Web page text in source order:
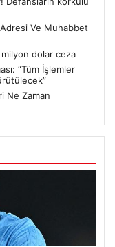
Ve Muhabbet
milyon dolar ceza
“Tüm İşlemler
Ne Zaman